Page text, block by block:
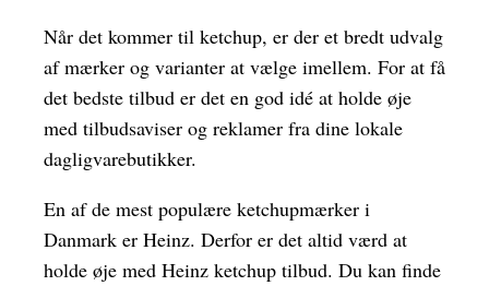
Når det kommer til ketchup, er der et bredt udvalg
af mærker og varianter at vælge imellem. For at få
det bedste tilbud er det en god idé at holde øje
med tilbudsaviser og reklamer fra dine lokale
dagligvarebutikker.
En af de mest populære ketchupmærker i
Danmark er Heinz. Derfor er det altid værd at
holde øje med Heinz ketchup tilbud. Du kan finde